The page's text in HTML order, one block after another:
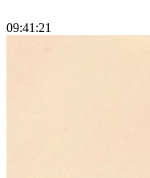
09:41:21